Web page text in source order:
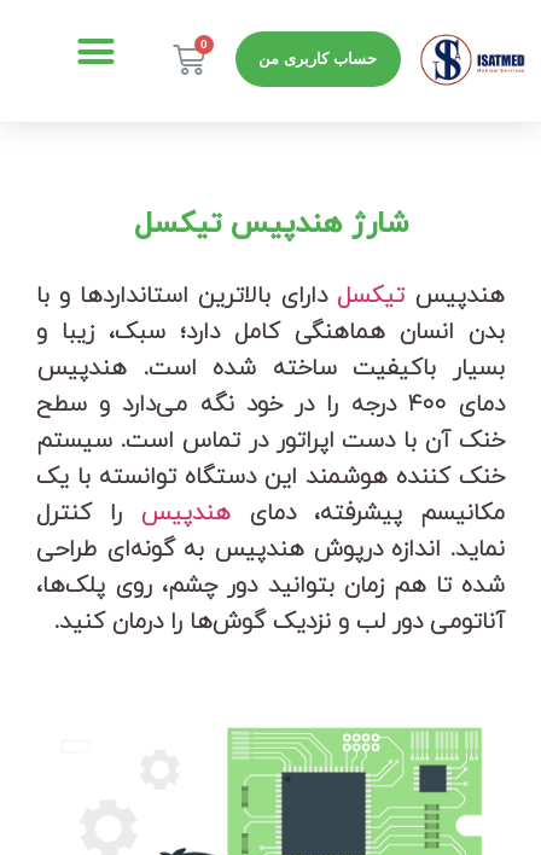
حساب کاربری من
شارژ هندپیس تیکسل
هندپیس تیکسل دارای بالاترین استانداردها و با
بدن انسان هماهنگی کامل دارد؛ سبک، زیبا و
بسیار باکیفیت ساخته‌ شده است. هندپیس
دمای ۴۰۰ درجه را در خود نگه می‌دارد و سطح
خنک آن‌ با دست اپراتور در تماس است. سیستم
خنک‌ کننده هوشمند این دستگاه توانسته با یک
مکانیسم پیشرفته، دمای هندپیس را کنترل
نماید. اندازه‌ درپوش هندپیس به‌ گونه‌ای طراحی‌
شده تا هم‌ زمان بتوانید دور چشم، روی پلک‌ها،
آناتومی دور لب و نزدیک گوش‌ها را درمان کنید.